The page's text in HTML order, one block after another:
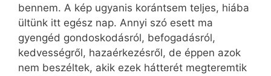
bennem. A kép ugyanis korántsem teljes, hiába
ültünk itt egész nap. Annyi szó esett ma
gyengéd gondoskodásról, befogadásról,
kedvességről, hazaérkezésről, de éppen azok
nem beszéltek, akik ezek hátterét megteremtik